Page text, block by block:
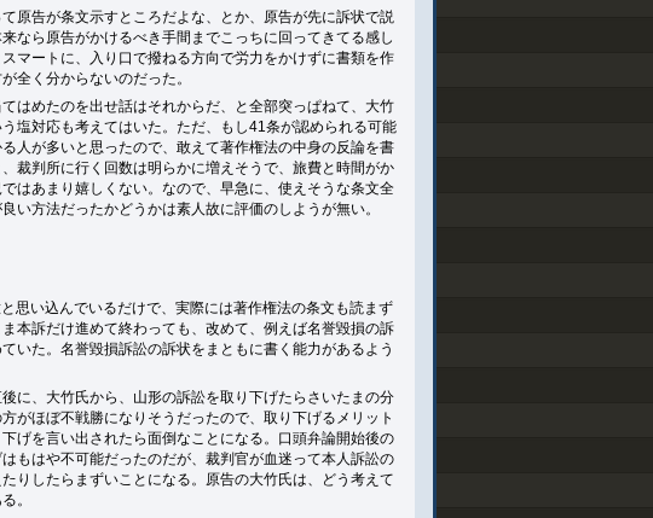
原告が条文示すところだよな、とか、原告が先に訴状で説
なら原告がかけるべき手間までこっちに回ってきてる感し
マートに、入り口で撥ねる方向で労力をかけずに書類を作
全く分からないのだった。
はめたのを出せ話はそれからだ、と全部突っぱねて、大竹
塩対応も考えてはいた。ただ、もし41条が認められる可能
人が多いと思ったので、敢えて著作権法の中身の反論を書
裁判所に行く回数は明らかに増えそうで、旅費と時間がか
はあまり嬉しくない。なので、早急に、使えそうな条文全
い方法だったかどうかは素人故に評価のしようが無い。
思い込んでいるだけで、実際には著作権法の条文も読まず
本訴だけ進めて終わっても、改めて、例えば名誉毀損の訴
いた。名誉毀損訴訟の訴状をまともに書く能力があるよう
に、大竹氏から、山形の訴訟を取り下げたらさいたまの分
がほぼ不戦勝になりそうだったので、取り下げるメリット
げを言い出されたら面倒なことになる。口頭弁論開始後の
もはや不可能だったのだが、裁判官が血迷って本人訴訟の
りしたらまずいことになる。原告の大竹氏は、どう考えて
。